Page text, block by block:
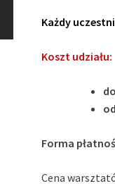
Każdy
Koszt udziału:
Forma
Cena